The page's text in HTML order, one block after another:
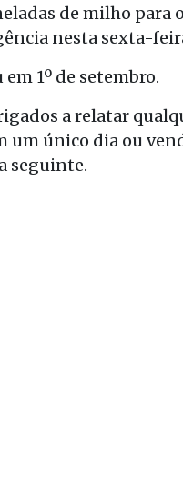
de milho para
nesta sexta-
1º de setembro.
a relatar
um único dia ou
seguinte.